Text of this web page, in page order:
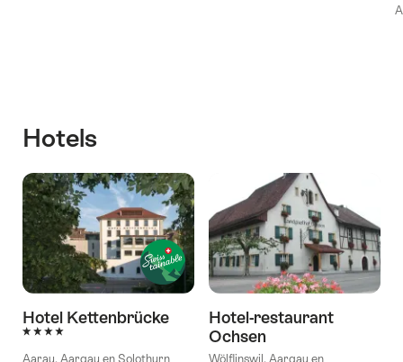
Hotels
Hotel Kettenbrücke
4 Sterren
Aarau, Aargau en Solothurn
Hotel-restaurant
Ochsen
Wölflinswil, Aargau en